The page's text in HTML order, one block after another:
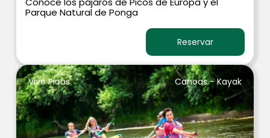
Parque Natural de Ponga
Reservar
Vive Picos Canoas - Kayak